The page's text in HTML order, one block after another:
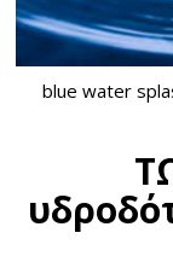
blue water